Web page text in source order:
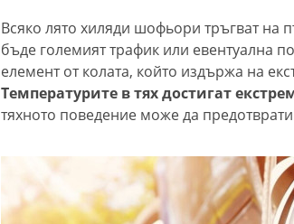
Всяко лято хиляди шофьори тръгват на
бъде големият трафик или евентуална
елемент от колата, който издържа на
Температурите в тях достигат
тяхното поведение може да